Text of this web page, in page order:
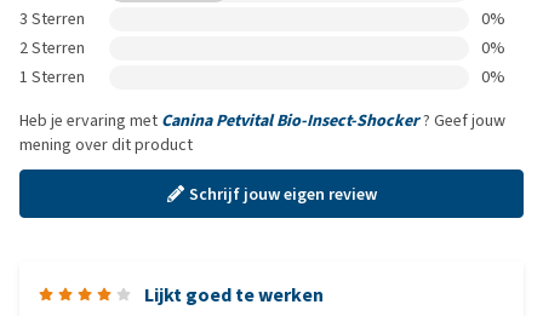
3 Sterren
0%
2 Sterren
0%
1 Sterren
0%
Heb je ervaring met Canina Petvital Bio-Insect-Shocker? Geef jouw
mening over dit product
Schrijf jouw eigen review
Lijkt goed te werken